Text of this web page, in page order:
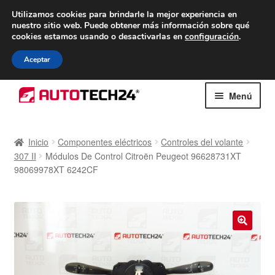
ENTREGA desde 7 EUR
De lunes a viernes de 9 a. m. a 4 p. m.
navegación
al
Menú
Caja registradora
Envío al mundo entero
Inicio Componentes eléctricos
Controles del volante
307 II
Módulos De Control Citroën Peugeot 96628731XT
98069978XT 6242CF
Utilizamos cookies para brindarle la mejor experiencia en
nuestro sitio web. Puede obtener más información sobre qué
cookies estamos usando o desactivarlas en configuración.
Aceptar